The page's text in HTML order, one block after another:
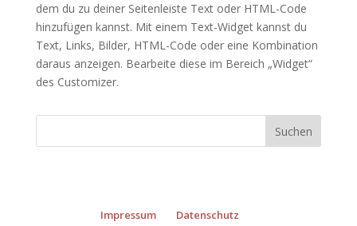
dem du zu deiner Seitenleiste Text oder HTML-Code
hinzufügen kannst. Mit einem Text-Widget kannst du
Text, Links, Bilder, HTML-Code oder eine Kombination
daraus anzeigen. Bearbeite diese im Bereich „Widget“
des Customizer.
Impressum Datenschutz